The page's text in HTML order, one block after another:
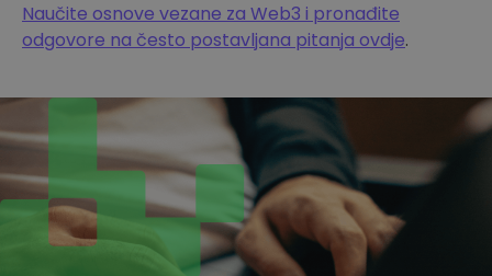
Naučite osnove vezane za Web3 i pronađite
odgovore na često postavljana pitanja ovdje.